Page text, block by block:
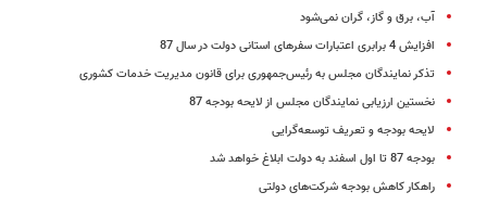
آب، برق و گاز، گران نمی‌شود
افزایش 4 برابری اعتبارات سفرهای استانی دولت در سال 87
تذکر نمایندگان مجلس به رئیس‌جمهوری برای قانون مدیریت خدمات کشوری
نخستین ارزیابی نمایندگان مجلس از لایحه بودجه 87
لایحه بودجه و تعریف توسعه‌گرایی
بودجه 87 تا اول اسفند به دولت ابلاغ خواهد شد
راهکار کاهش بودجه شرکت‌های دولتی